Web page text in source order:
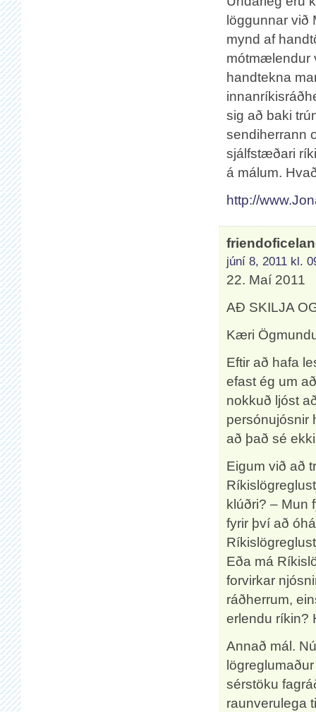
löggunnar við
mynd af
mótmælendur
handtekna
sig að baki
sendiherrann
sjálfstæðari
á málum.
http://
júní 8, 2011 kl.
22. Maí 2011
AÐ SKILJA
Kæri
Eftir að hafa
efast ég um
nokkuð ljóst
persónujósnir
að það sé
Eigum við að
klúðri? – Mun
fyrir því að
Eða má
forvirkar
ráðherrum,
erlendu ríkin?
Annað mál.
sérstöku
raunverulega